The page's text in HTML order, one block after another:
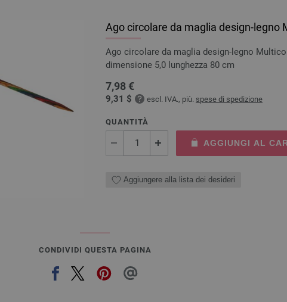
Ago circolare da maglia design-legno
Ago circolare da maglia design-legno
dimensione 5,0 lunghezza 80 cm
7,98 €
9,31 $ escl. IVA., più. spese di spedizione
QUANTITÀ
AGGIUNGI AL
Aggiungere alla lista dei desideri
CONDIVIDI QUESTA PAGINA